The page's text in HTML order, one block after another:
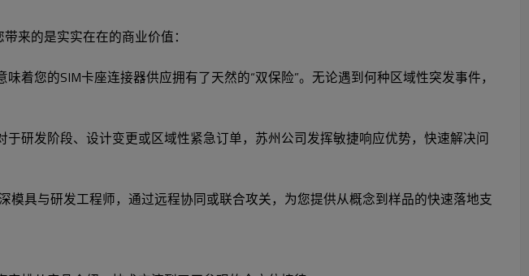
来的是实实在在的商业价值：
您的SIM卡座连接器供应拥有了天然的“双保险”。无论遇到何种区域性突发事件，
研发阶段、设计变更或区域性紧急订单，苏州公司发挥敏捷响应优势，快速解决问
具与研发工程师，通过远程协同或联合攻关，为您提供从概念到样品的快速落地支